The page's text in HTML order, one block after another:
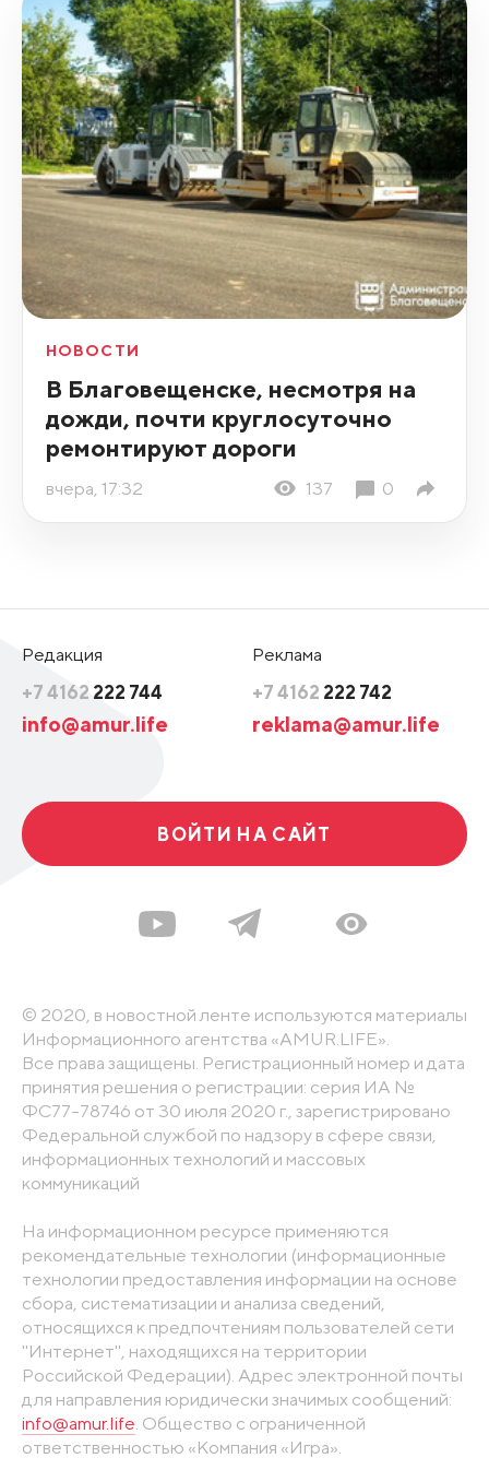
НОВОСТИ
В Благовещенске, несмотря на
дожди, почти круглосуточно
ремонтируют дороги
вчера, 17:32 137 0
Редакция
+7 4162 222 744
info@amur.life
Реклама
+7 4162 222 742
reklama@amur.life
ВОЙТИ НА САЙТ
© 2020, в новостной ленте используются материалы
Информационного агентства «AMUR.LIFE».
Все права защищены. Регистрационный номер и дата
принятия решения о регистрации: серия ИА №
ФС77-78746 от 30 июля 2020 г., зарегистрировано
Федеральной службой по надзору в сфере связи,
информационных технологий и массовых
коммуникаций
На информационном ресурсе применяются
рекомендательные технологии (информационные
технологии предоставления информации на основе
сбора, систематизации и анализа сведений,
относящихся к предпочтениям пользователей сети
"Интернет", находящихся на территории
Российской Федерации). Адрес электронной почты
для направления юридически значимых сообщений:
info@amur.life . Общество с ограниченной
ответственностью «Компания «Игра».